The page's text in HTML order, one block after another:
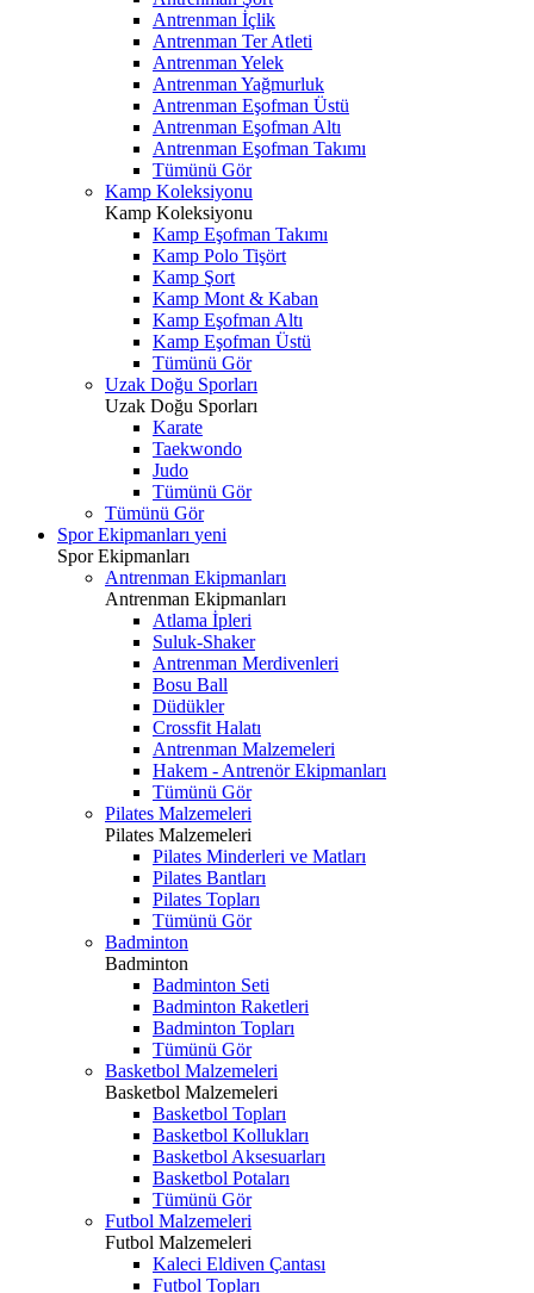
Antrenman İçlik
Antrenman Ter Atleti
Antrenman Yelek
Antrenman Yağmurluk
Antrenman Eşofman Üstü
Antrenman Eşofman Altı
Antrenman Eşofman Takımı
Tümünü Gör
Kamp Koleksiyonu
Kamp Koleksiyonu
Kamp Eşofman Takımı
Kamp Polo Tişört
Kamp Şort
Kamp Mont & Kaban
Kamp Eşofman Altı
Kamp Eşofman Üstü
Tümünü Gör
Uzak Doğu Sporları
Uzak Doğu Sporları
Karate
Taekwondo
Judo
Tümünü Gör
Tümünü Gör
Spor Ekipmanları yeni
Spor Ekipmanları
Antrenman Ekipmanları
Antrenman Ekipmanları
Atlama İpleri
Suluk-Shaker
Antrenman Merdivenleri
Bosu Ball
Düdükler
Crossfit Halatı
Antrenman Malzemeleri
Hakem - Antrenör Ekipmanları
Tümünü Gör
Pilates Malzemeleri
Pilates Malzemeleri
Pilates Minderleri ve Matları
Pilates Bantları
Pilates Topları
Tümünü Gör
Badminton
Badminton
Badminton Seti
Badminton Raketleri
Badminton Topları
Tümünü Gör
Basketbol Malzemeleri
Basketbol Malzemeleri
Basketbol Topları
Basketbol Kollukları
Basketbol Aksesuarları
Basketbol Potaları
Tümünü Gör
Futbol Malzemeleri
Futbol Malzemeleri
Kaleci Eldiven Çantası
Futbol Topları